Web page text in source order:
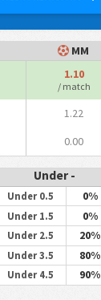
MM
1.10
/ match
1.22
0.00
Under -
Under 0.5 0%
Under 1.5 0%
Under 2.5 20%
Under 3.5 80%
Under 4.5 90%